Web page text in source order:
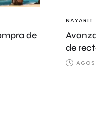
de
NAYARIT
de